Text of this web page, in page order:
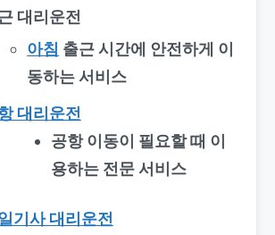
대리운전
아침 출근 시간에 안전하게 이
동하는 서비스
대리운전
공항 이동이 필요할 때 이
용하는 전문 서비스
기사 대리운전